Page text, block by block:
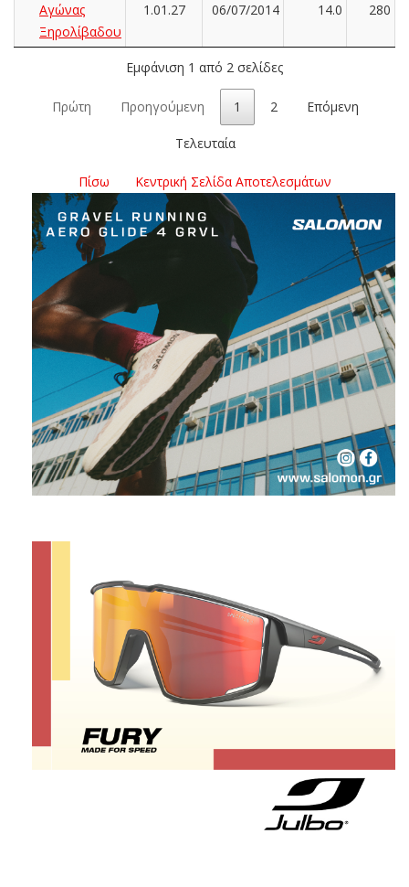
Αγώνας
Ξηρολίβαδου
1.01.27 06/07/2014 14.0 280
Εμφάνιση 1 από 2 σελίδες
Πρώτη Προηγούμενη 1 2 Επόμενη
Τελευταία
Πίσω Κεντρική Σελίδα Αποτελεσμάτων